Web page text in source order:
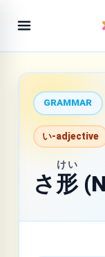
GRAMMAR
い-adjective
さ形
けい